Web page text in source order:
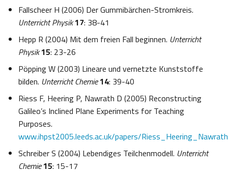
Fallscheer H (2006) Der Gummibärchen-Stromkreis.
Unterricht Physik17: 38-41
Hepp R (2004) Mit dem freien Fall beginnen. Unterricht
Physik15: 23-26
Pöpping W (2003) Lineare und vernetzte Kunststoffe
bilden. Unterricht Chemie14: 39-40
Riess F, Heering P, Nawrath D (2005) Reconstructing
Galileo’s Inclined Plane Experiments for Teaching
Purposes.
www.ihpst2005.leeds.ac.uk/papers/
Schreiber S (2004) Lebendiges Teilchenmodell. Unterricht
Chemie15: 15-17